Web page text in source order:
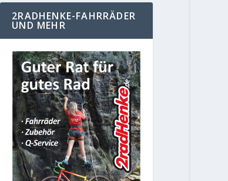
2RADHENKE-FAHRRÄDER
UND MEHR